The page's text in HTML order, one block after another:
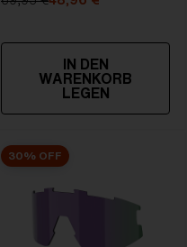
IN DEN
WARENKORB
LEGEN
30% OFF